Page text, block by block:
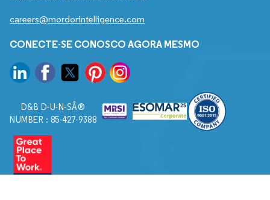
careers@mordorintelligence.com
CONECTE-SE CONOSCO AGORA MESMO
D&B D-U-N-SÂ®
NUMBER : 85-427-9388